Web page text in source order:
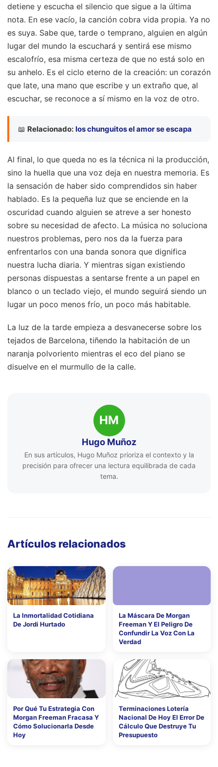
detiene y escucha el silencio que sigue a la última
nota. En ese vacío, la canción cobra vida propia. Ya no
es suya. Sabe que, tarde o temprano, alguien en algún
lugar del mundo la escuchará y sentirá ese mismo
escalofrío, esa misma certeza de que no está solo en
su anhelo. Es el ciclo eterno de la creación: un corazón
que late, una mano que escribe y un extraño que, al
escuchar, se reconoce a sí mismo en la voz de otro.
📖 Relacionado: los chunguitos el amor se escapa
Al final, lo que queda no es la técnica ni la producción,
sino la huella que una voz deja en nuestra memoria. Es
la sensación de haber sido comprendidos sin haber
hablado. Es la pequeña luz que se enciende en la
oscuridad cuando alguien se atreve a ser honesto
sobre su necesidad de afecto. La música no soluciona
nuestros problemas, pero nos da la fuerza para
enfrentarlos con una banda sonora que dignifica
nuestra lucha diaria. Y mientras sigan existiendo
personas dispuestas a sentarse frente a un papel en
blanco o un teclado viejo, el mundo seguirá siendo un
lugar un poco menos frío, un poco más habitable.
La luz de la tarde empieza a desvanecerse sobre los
tejados de Barcelona, tiñendo la habitación de un
naranja polvoriento mientras el eco del piano se
disuelve en el murmullo de la calle.
HM
Hugo Muñoz
En sus artículos, Hugo Muñoz prioriza el contexto y la
precisión para ofrecer una lectura equilibrada de cada
tema.
Artículos relacionados
La Inmortalidad Cotidiana
De Jordi Hurtado
La Máscara De Morgan
Freeman Y El Peligro De
Confundir La Voz Con La
Verdad
Por Qué Tu Estrategia Con
Morgan Freeman Fracasa Y
Cómo Solucionarla Desde
Hoy
Terminaciones Lotería
Nacional De Hoy El Error De
Cálculo Que Destruye Tu
Presupuesto